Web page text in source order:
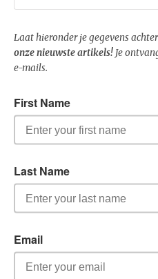
Laat hieronder je gegevens
onze nieuwste artikels! Je
e-mails.